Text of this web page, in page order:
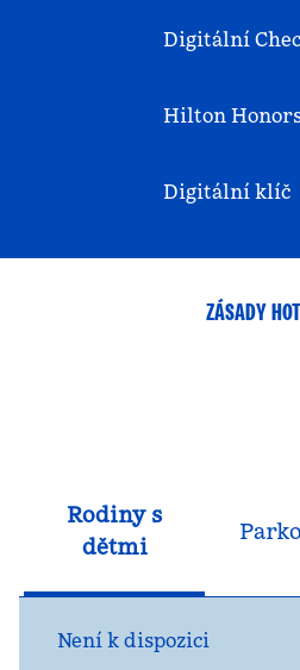
Digitální
Hilton
Digitální klíč
ZÁSADY
Rodiny s
dětmi
Není k dispozici